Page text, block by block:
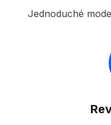
Jednoduché